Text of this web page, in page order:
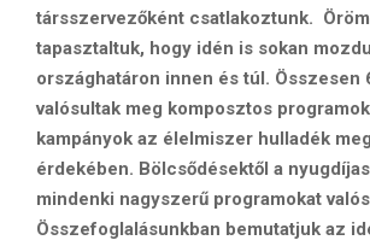
társszervezőként csatlakoztunk.
tapasztaltuk, hogy idén is sokan
országhatáron innen és túl. Összesen
valósultak meg komposztos
kampányok az élelmiszer hulladék
érdekében. Bölcsődésektől a
mindenki nagyszerű programokat
Összefoglalásunkban bemutatjuk az